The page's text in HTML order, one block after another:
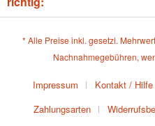
* Alle Preise inkl. gesetzl.
Nachnahmegebühren,
Impressum Kontakt /
Zahlungsarten